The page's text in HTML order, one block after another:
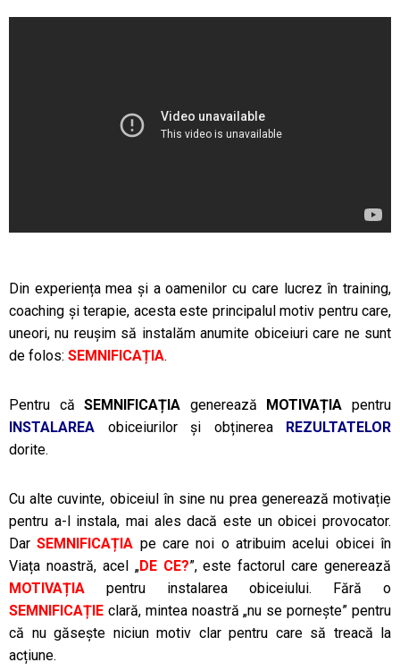
Din experiența mea și a oamenilor cu care lucrez în training,
coaching și terapie, acesta este principalul motiv pentru care,
uneori, nu reușim să instalăm anumite obiceiuri care ne sunt
de folos: SEMNIFICAȚIA.
Pentru căSEMNIFICAȚIA generează MOTIVAȚIA pentru
INSTALAREA obiceiurilor și obținerea REZULTATELOR
dorite.
Cu alte cuvinte, obiceiul în sine nu prea generează motivație
pentru a-l instala, mai ales dacă este un obicei provocator.
DarSEMNIFICAȚIA pe care noi o atribuim acelui obicei în
Viața noastră, acel „DE CE?”, este factorul care generează
MOTIVAȚIA pentru instalarea obiceiului. Fără o
SEMNIFICAȚIE clară, mintea noastră „nu se pornește” pentru
că nu găsește niciun motiv clar pentru care să treacă la
acțiune.